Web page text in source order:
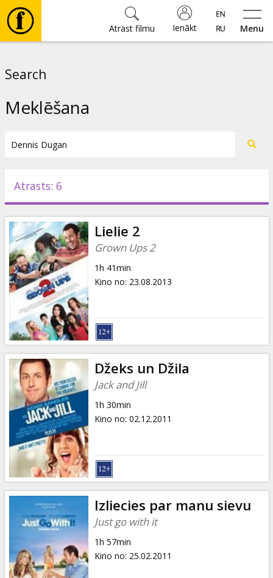
Menu
Ienākt
Atrast filmu
Pasākumi
Ziņas
Dāvanu
kartes
Uzkodas
B2B
Kino
Klubs
Search
Meklēšana
Atrasts: 6
Lielie 2
Grown Ups 2
1h 41min
Kino no: 23.08.2013
Džeks un Džila
Jack and Jill
1h 30min
Kino no: 02.12.2011
Izliecies par manu sievu
Just go with it
1h 57min
Kino no: 25.02.2011